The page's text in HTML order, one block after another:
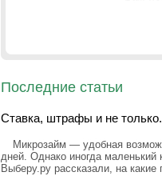
Последние статьи
Ставка, штрафы и не
Микрозайм — удобная
дней. Однако иногда
Выберу.ру рассказали, на